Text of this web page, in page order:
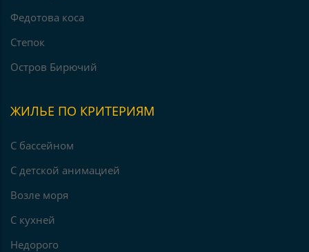
Федотова коса
Степок
Остров Бирючий
ЖИЛЬЕ ПО КРИТЕРИЯМ
С бассейном
С детской анимацией
Возле моря
С кухней
Недорого